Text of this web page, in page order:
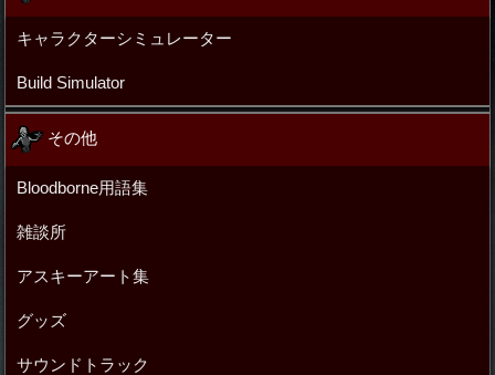
キャラクターシミュレーター
Build Simulator
その他
Bloodborne用語集
雑談所
アスキーアート集
グッズ
サウンドトラック